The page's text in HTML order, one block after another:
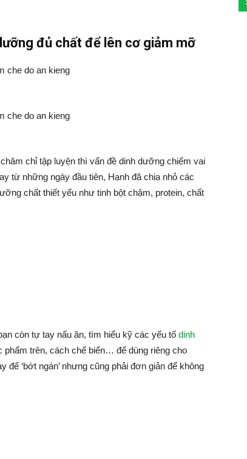
đủ chất để lên cơ giảm mỡ
chỉ tập luyện thì vấn đề dinh dưỡng chiếm vai
từ những ngày đầu tiên, Hạnh đã chia nhỏ các
chất thiết yếu như tinh bột chậm, protein, chất
còn tự tay nấu ăn, tìm hiểu kỹ các yếu tố dinh
phẩm trên, cách chế biến… để dùng riêng cho
‘bớt ngán’ nhưng cũng phải đơn giản để không